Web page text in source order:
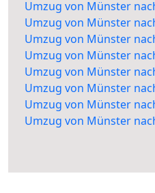
Umzug von Münster
Umzug von Münster
Umzug von Münster
Umzug von Münster
Umzug von Münster
Umzug von Münster
Umzug von Münster
Umzug von Münster